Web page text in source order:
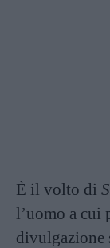
È il volto di
l’uomo a cui
divulgazione